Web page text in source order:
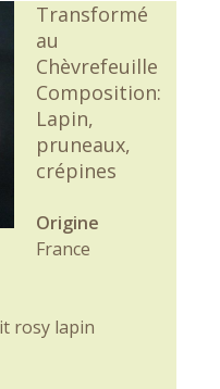
Transformé
au
Chèvrefeuille
Composition:
Lapin,
pruneaux,
crépines
Origine
France
rosy lapin